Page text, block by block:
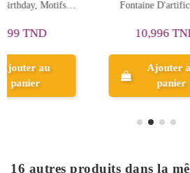
Ajouter au
16 autres produits dans la